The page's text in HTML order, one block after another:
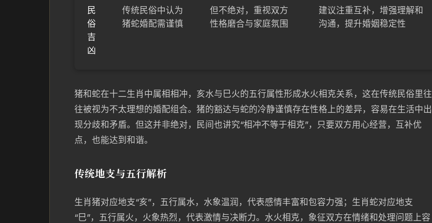
民
俗
吉
凶
传统民俗中认为
猪蛇婚配需谨慎
但不绝对，重视双方
性格磨合与家庭氛围
建议注重互补，增强理解和
沟通，提升婚姻稳定性
猪和蛇在十二生肖中属相相冲，亥水与巳火的五行属性形成水火相克关系，这在传统民俗里往
往被视为不太理想的婚配组合。猪的豁达与蛇的冷静谨慎存在性格上的差异，容易在生活中出
现分歧和矛盾。但这并非绝对，民间也讲究“相冲不等于相克”，只要双方用心经营，互补优
点，也能达到和谐。
传统地支与五行解析
生肖猪对应地支“亥”，五行属水，水象温润，代表感情丰富和包容力强；生肖蛇对应地支
“巳”，五行属火，火象热烈，代表激情与决断力。水火相克，象征双方在情绪和处理问题上容